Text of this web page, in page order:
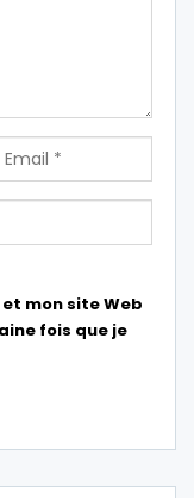
mon site Web
fois que je